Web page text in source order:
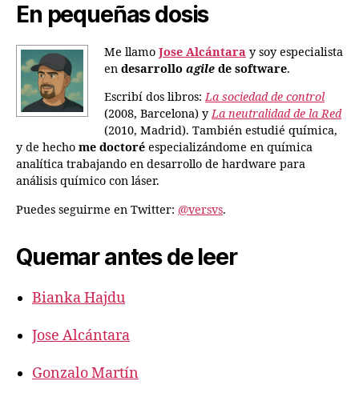
En pequeñas dosis
Me llamo Jose Alcántara y soy especialista
en desarrollo agile de software.
Escribí dos libros:La sociedad de control
(2008, Barcelona) yLa neutralidad de la Red
(2010, Madrid). También estudié química,
y de hecho me doctoré especializándome en química
analítica trabajando en desarrollo de hardware para
análisis químico con láser.
Puedes seguirme en Twitter: @versvs.
Quemar antes de leer
Bianka Hajdu
Jose Alcántara
Gonzalo Martín